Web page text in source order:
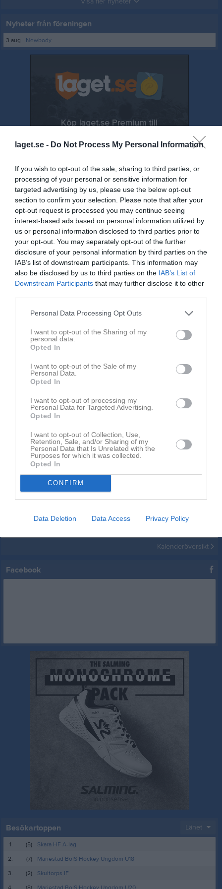
laget.se - Do Not Process My Personal Information
If you wish to opt-out of the sale, sharing to third parties, or
processing of your personal or sensitive information for
targeted advertising by us, please use the below opt-out
section to confirm your selection. Please note that after your
opt-out request is processed you may continue seeing
interest-based ads based on personal information utilized by
us or personal information disclosed to third parties prior to
your opt-out. You may separately opt-out of the further
disclosure of your personal information by third parties on the
IAB’s list of downstream participants. This information may
also be disclosed by us to third parties on the IAB’s List of
Downstream Participants that may further disclose it to other
Personal Data Processing Opt Outs
I want to opt-out of the Sharing of my
personal data.
Opted In
I want to opt-out of the Sale of my
Personal Data.
Opted In
I want to opt-out of processing my
Personal Data for Targeted Advertising.
Opted In
I want to opt-out of Collection, Use,
Retention, Sale, and/or Sharing of my
Personal Data that Is Unrelated with the
Purposes for which it was collected.
Opted In
CONFIRM
Data Deletion Data Access Privacy Policy
Nyheter från föreningen
3 aug Newbody
Senast uppladdade video
Logga in och ladda upp ert första klipp
Senast uppdaterade album
Träning 22/5
På gång Kalender
Gullmarscupen 9 aug
Sammandrag Kungshamn
Kalenderöversikt
Facebook
Besökartoppen Länet
1. (5)
Skara HF A-lag
2.
(7)
Mariestad BoIS Hockey Ungdom U18
3.
(2)
Skultorps IF